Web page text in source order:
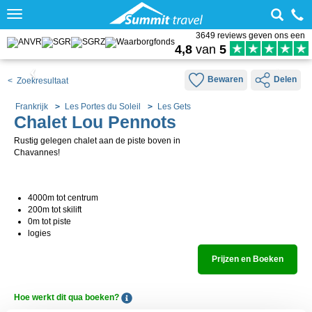
Toggle
3649 reviews geven ons een
4,8 van 5
< Zoekresultaat Bewaren Delen
Frankrijk Les Portes du Soleil Les Gets
Chalet Lou Pennots
Rustig gelegen chalet aan de piste boven in
Chavannes!
4000m tot centrum
200m tot skilift
0m tot piste
logies
Prijzen en Boeken
Hoe werkt dit qua boeken?